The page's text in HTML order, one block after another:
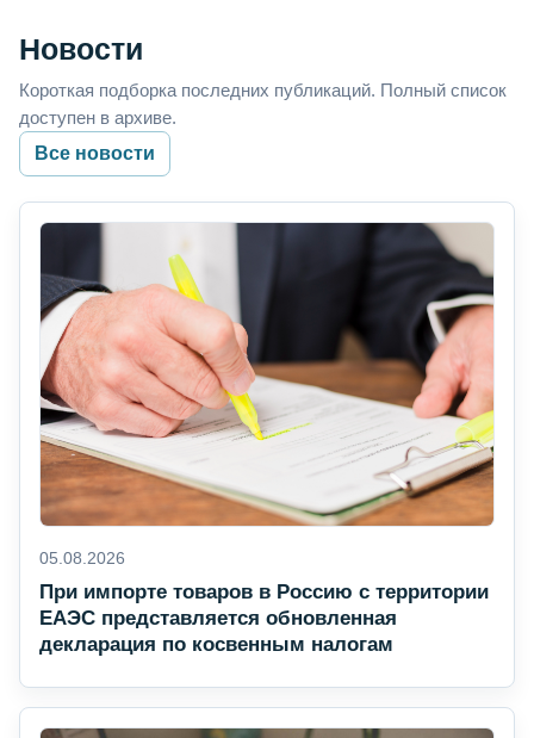
Новости
Короткая подборка последних публикаций. Полный список
доступен в архиве.
Все новости
05.08.2026
При импорте товаров в Россию с территории
ЕАЭС представляется обновленная
декларация по косвенным налогам